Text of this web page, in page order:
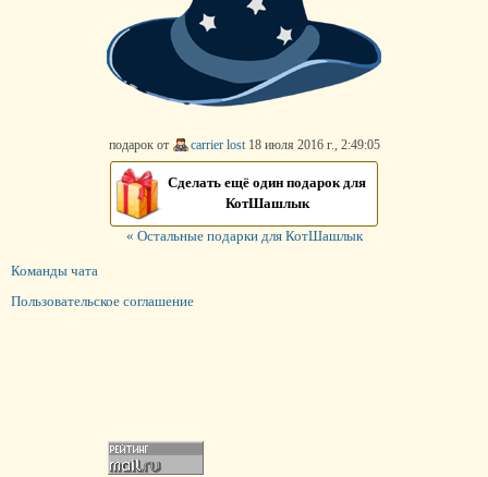
подарок от carrier lost18 июля 2016 г., 2:49:05
Сделать ещё один подарок для
КотШашлык
« Остальные подарки для КотШашлык
Команды чата
Пользовательское соглашение